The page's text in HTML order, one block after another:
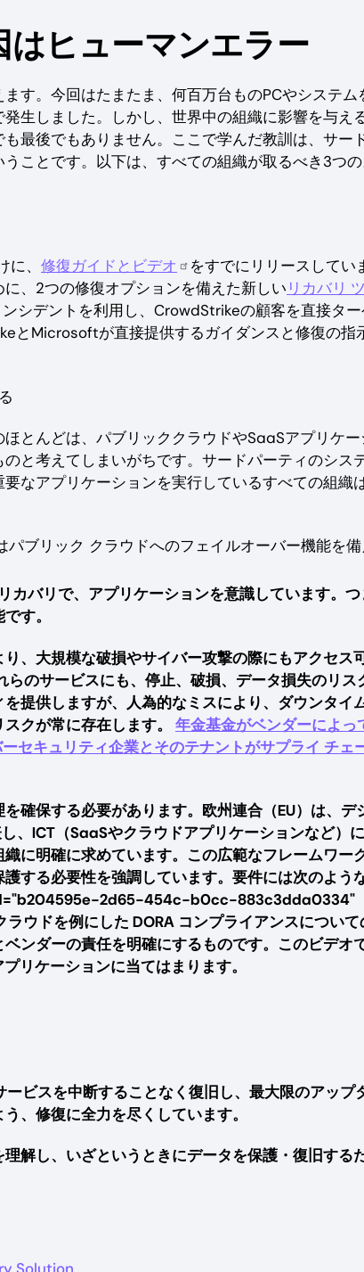
はヒューマンエラー
す。今回はたまたま、何百万台ものPCやシステム
生しました。しかし、世界中の組織に影響を与え
最後でもありません。ここで学んだ教訓は、サー
ことです。以下は、すべての組織が取るべき3つ
、 修復ガイドとビデオ
をすでにリリースしてい
、2つの修復オプションを備えた新しい リカバリ
シデントを利用し、CrowdStrikeの顧客を直接タ
とMicrosoftが直接提供するガイダンスと修復の指
とんどは、パブリッククラウドやSaaSアプリケ
と考えてしまいがちです。サードパーティのシス
なアプリケーションを実行しているすべての組織
パブリック クラウドへのフェイルオーバー機能を
カバリで、アプリケーションを意識しています。つ
す。
、大規模な破損やサイバー攻撃の際にもアクセス
のサービスにも、停止、破損、データ損失のリス
提供しますが、人為的なミスにより、ダウンタイ
クが常に存在します。 年金基金がベンダーによっ
セキュリティ企業とそのテナントがサプライ チェ
確保する必要があります。欧州連合（EU）は、デ
、ICT（SaaSやクラウドアプリケーションなど）
に明確に求めています。この広範なフレームワー
する必要性を強調しています。要件には次のよう
2d65-454c-b0cc-883c3dda0334"
ドを例にした DORA コンプライアンスについて
ンダーの責任を明確にするものです。このビデオ
リケーションに当てはまります。
ビスを中断することなく復旧し、最大限のアップ
、修復に全力を尽くしています。
解し、いざというときにデータを保護・復旧する